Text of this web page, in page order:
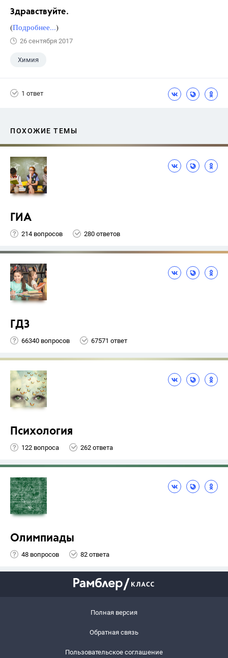
Здравствуйте.
(Подробнее...)
26 сентября 2017
Химия
1 ответ
ПОХОЖИЕ ТЕМЫ
ГИА
214 вопросов 280 ответов
ГДЗ
66340 вопросов 67571 ответ
Психология
122 вопроса 262 ответа
Олимпиады
48 вопросов 82 ответа
Полная версия
Обратная связь
Пользовательское соглашение